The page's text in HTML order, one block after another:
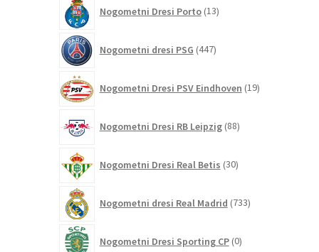
Nogometni Dresi Porto 13izdelkov
Nogometni dresi PSG 447izdelkov
Nogometni Dresi PSV Eindhoven 19izdelkov
Nogometni Dresi RB Leipzig 88izdelkov
Nogometni Dresi Real Betis 30izdelkov
Nogometni dresi Real Madrid 733izdelkov
Nogometni Dresi Sporting CP 0izdelkov